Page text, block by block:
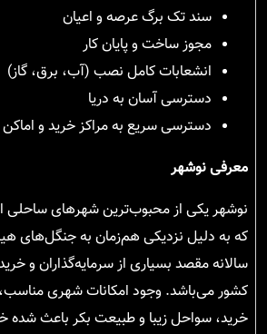
سند تک برگ عرصه و اعیان
مجوز ساخت و پایان کار
انشعابات کامل نصب (آب، برق، گاز)
دسترسی آسان به دریا
دسترسی سریع به مراکز خرید و
معرفی نوشهر
نوشهر یکی از محبوب‌ترین شهرهای ساحلی
که به دلیل نزدیکی هم‌زمان به جنگل‌های
سالانه مقصد بسیاری از سرمایه‌گذاران و
کشور می‌باشد. وجود امکانات شهری مناسب،
خرید، سواحل زیبا و طبیعت بکر باعث شده